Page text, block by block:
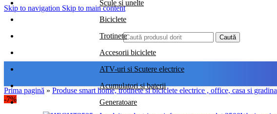
Skip to navigation Skip to main content
Caută
Scule si unelte
Biciclete
Trotinete
Accesorii biciclete
ATV-uri si Scutere electrice
Acumulatori si baterii
Generatoare
Prima pagină » Produse smart home, trotinete si biciclete electrice , office, casa si gradina
-7%